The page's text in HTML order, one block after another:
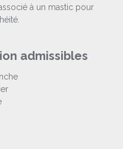
à un mastic pour
admissibles